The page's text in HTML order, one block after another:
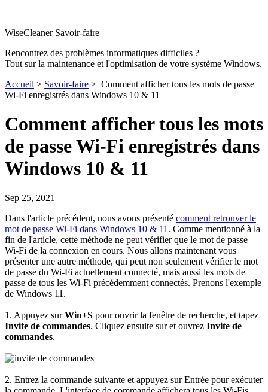
WiseCleaner Savoir-faire
Rencontrez des problèmes informatiques difficiles ?
Tout sur la maintenance et l'optimisation de votre système Windows.
Accueil > Savoir-faire > Comment afficher tous les mots de passe
Wi-Fi enregistrés dans Windows 10 & 11
Comment afficher tous les mots
de passe Wi-Fi enregistrés dans
Windows 10 & 11
Sep 25, 2021
Dans l'article précédent, nous avons présenté comment retrouver le
mot de passe Wi-Fi dans Windows 10 & 11 . Comme mentionné à la
fin de l'article, cette méthode ne peut vérifier que le mot de passe
Wi-Fi de la connexion en cours. Nous allons maintenant vous
présenter une autre méthode, qui peut non seulement vérifier le mot
de passe du Wi-Fi actuellement connecté, mais aussi les mots de
passe de tous les Wi-Fi précédemment connectés. Prenons l'exemple
de Windows 11.
1. Appuyez surWin+S pour ouvrir la fenêtre de recherche, et tapez
Invite de commandes. Cliquez ensuite sur et ouvrez Invite de
commandes.
2. Entrez la commande suivante et appuyez sur Entrée pour exécuter